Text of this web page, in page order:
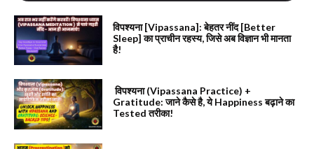
विपश्यना [Vipassana]: बेहतर नींद [Better
Sleep] का प्राचीन रहस्य, जिसे अब विज्ञान भी मानता
है!
विपश्यना (Vipassana Practice) +
Gratitude: जाने कैसे है, ये Happiness बढ़ाने का
Tested तरीका!